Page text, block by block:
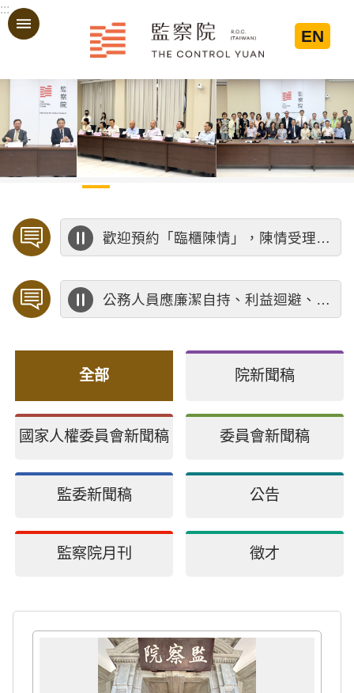
跳到主要內容區塊
:::
EN
歡迎預約「臨櫃陳情」，陳情受理中心將優先排定人員與您接談，釐清案情爭點後收案處理，以節省您的寶貴時間。
公務人員應廉潔自持、利益迴避、依法公正執行公務～考試院公務人員保障暨培訓委員會～
全部 院新聞稿
國家人權委員會新聞稿 委員會新聞稿
監委新聞稿 公告
監察院月刊 徵才